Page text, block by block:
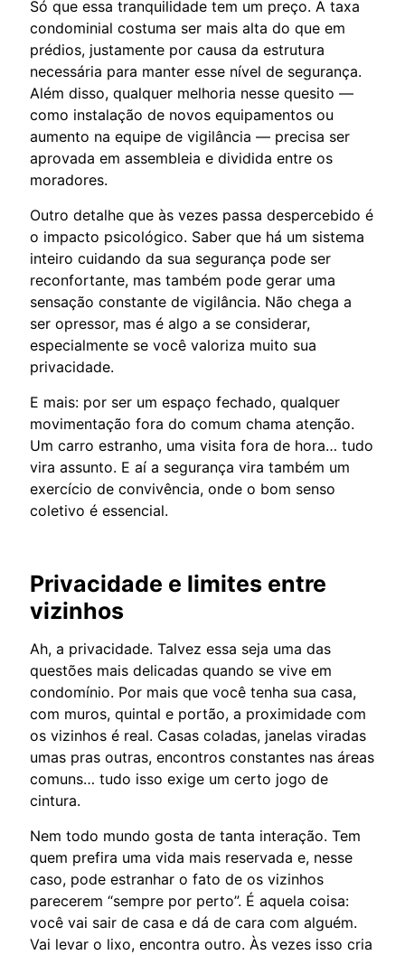
Só que essa tranquilidade tem um preço. A taxa
condominial costuma ser mais alta do que em
prédios, justamente por causa da estrutura
necessária para manter esse nível de segurança.
Além disso, qualquer melhoria nesse quesito —
como instalação de novos equipamentos ou
aumento na equipe de vigilância — precisa ser
aprovada em assembleia e dividida entre os
moradores.
Outro detalhe que às vezes passa despercebido é
o impacto psicológico. Saber que há um sistema
inteiro cuidando da sua segurança pode ser
reconfortante, mas também pode gerar uma
sensação constante de vigilância. Não chega a
ser opressor, mas é algo a se considerar,
especialmente se você valoriza muito sua
privacidade.
E mais: por ser um espaço fechado, qualquer
movimentação fora do comum chama atenção.
Um carro estranho, uma visita fora de hora… tudo
vira assunto. E aí a segurança vira também um
exercício de convivência, onde o bom senso
coletivo é essencial.
Privacidade e limites entre
vizinhos
Ah, a privacidade. Talvez essa seja uma das
questões mais delicadas quando se vive em
condomínio. Por mais que você tenha sua casa,
com muros, quintal e portão, a proximidade com
os vizinhos é real. Casas coladas, janelas viradas
umas pras outras, encontros constantes nas áreas
comuns… tudo isso exige um certo jogo de
cintura.
Nem todo mundo gosta de tanta interação. Tem
quem prefira uma vida mais reservada e, nesse
caso, pode estranhar o fato de os vizinhos
parecerem “sempre por perto”. É aquela coisa:
você vai sair de casa e dá de cara com alguém.
Vai levar o lixo, encontra outro. Às vezes isso cria